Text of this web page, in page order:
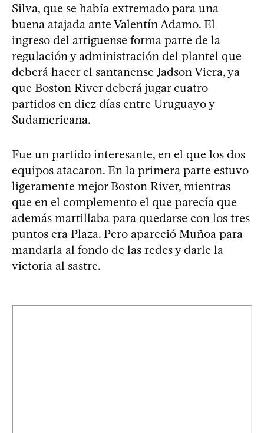
Silva, que se había extremado para una
buena atajada ante Valentín Adamo. El
ingreso del artiguense forma parte de la
regulación y administración del plantel que
deberá hacer el santanense Jadson Viera, ya
que Boston River deberá jugar cuatro
partidos en diez días entre Uruguayo y
Sudamericana.
Fue un partido interesante, en el que los dos
equipos atacaron. En la primera parte estuvo
ligeramente mejor Boston River, mientras
que en el complemento el que parecía que
además martillaba para quedarse con los tres
puntos era Plaza. Pero apareció Muñoa para
mandarla al fondo de las redes y darle la
victoria al sastre.